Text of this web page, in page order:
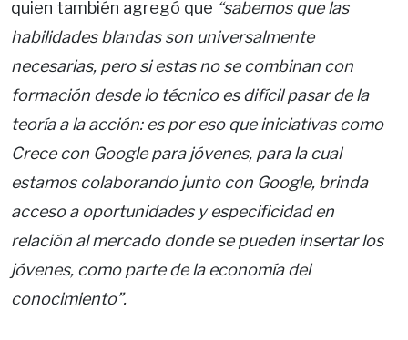
quien también agregó que “sabemos que las
habilidades blandas son universalmente
necesarias, pero si estas no se combinan con
formación desde lo técnico es difícil pasar de la
teoría a la acción: es por eso que iniciativas como
Crece con Google para jóvenes, para la cual
estamos colaborando junto con Google, brinda
acceso a oportunidades y especificidad en
relación al mercado donde se pueden insertar los
jóvenes, como parte de la economía del
conocimiento”.